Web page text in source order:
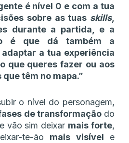
é nível 0 e com a tua
sobre as tuas skills,
durante a partida, e a
é que dá também a
a tua experiência
que queres fazer ou aos
têm no mapa.”
o nível do personagem,
de transformaçãodo
vão sim deixar mais forte,
te-ão mais visível e